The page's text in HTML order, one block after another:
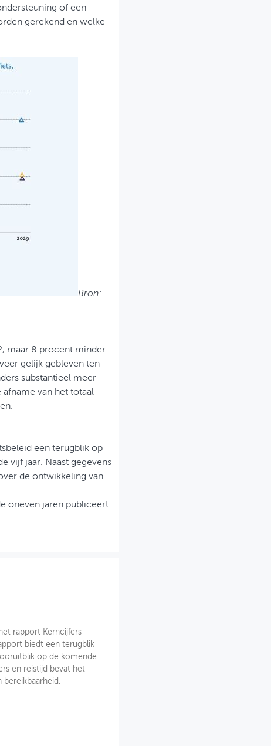
of een
gerekend en welke
Bron:
maar 8 procent minder
gelijk gebleven ten
substantieel meer
van het totaal
een terugblik op
vijf jaar. Naast gegevens
de ontwikkeling van
oneven jaren publiceert
rapport Kerncijfers
biedt een terugblik
op de komende
en reistijd bevat het